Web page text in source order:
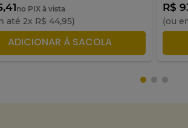
no PIX à vista
até2x R$ 44,95)
ADICIONAR À SACOLA
R$
(ou